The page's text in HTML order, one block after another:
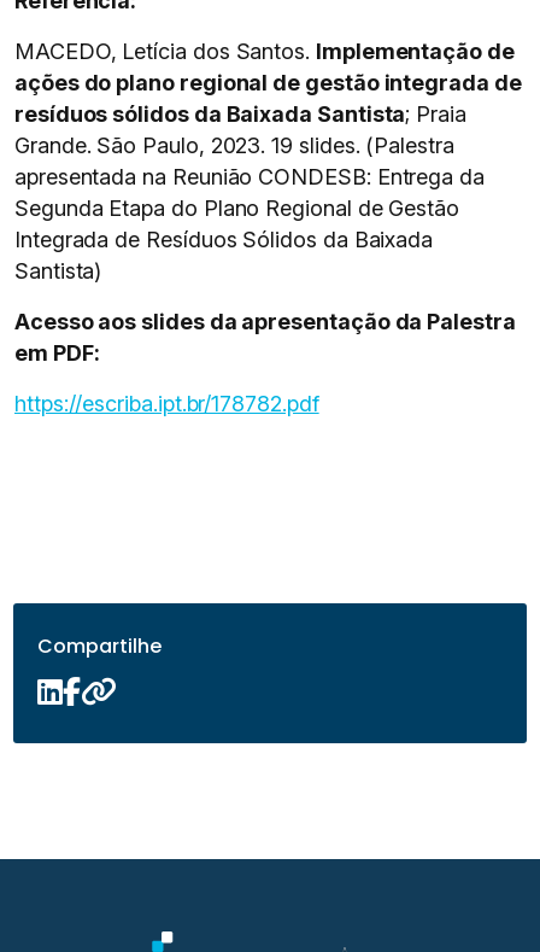
MACEDO, Letícia dos Santos. Implementação de
ações do plano regional de gestão integrada de
resíduos sólidos da Baixada Santista; Praia
Grande. São Paulo, 2023. 19 slides. (Palestra
apresentada na Reunião CONDESB: Entrega da
Segunda Etapa do Plano Regional de Gestão
Integrada de Resíduos Sólidos da Baixada
Santista)
Acesso aos slides da apresentação da Palestra
em PDF:
https://escriba.ipt.br/178782.pdf
Compartilhe